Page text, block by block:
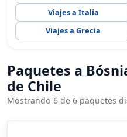
Viajes a Italia
Viajes a Grecia
Paquetes a
de Chile
Mostrando 6 de 6 paquetes